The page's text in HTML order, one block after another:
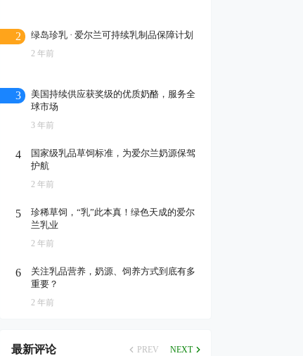
2 绿岛珍乳 · 爱尔兰可持续乳制品保障计划
2 年前
3
美国持续供应获奖级的优质奶酪，服务全
球市场
3 年前
4
国家级乳品草饲标准，为爱尔兰奶源保驾
护航
2 年前
5
珍稀草饲，“乳”此本真！绿色天成的爱尔
兰乳业
2 年前
6
关注乳品营养，奶源、饲养方式到底有多
重要？
2 年前
最新评论 PREV NEXT